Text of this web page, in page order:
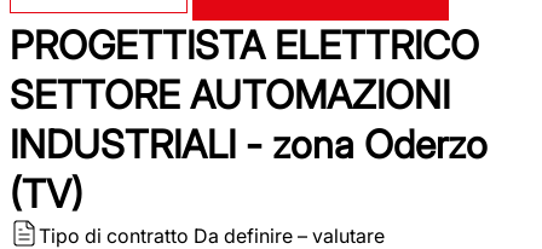
PROGETTISTA ELETTRICO
SETTORE AUTOMAZIONI
INDUSTRIALI - zona Oderzo
(TV)
Tipo di contratto Da definire – valutare